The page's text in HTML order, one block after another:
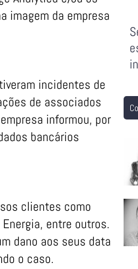
imagem da empresa
incidentes de
de associados
informou, por
bancários
clientes como
entre outros.
dano aos seus data
o caso.